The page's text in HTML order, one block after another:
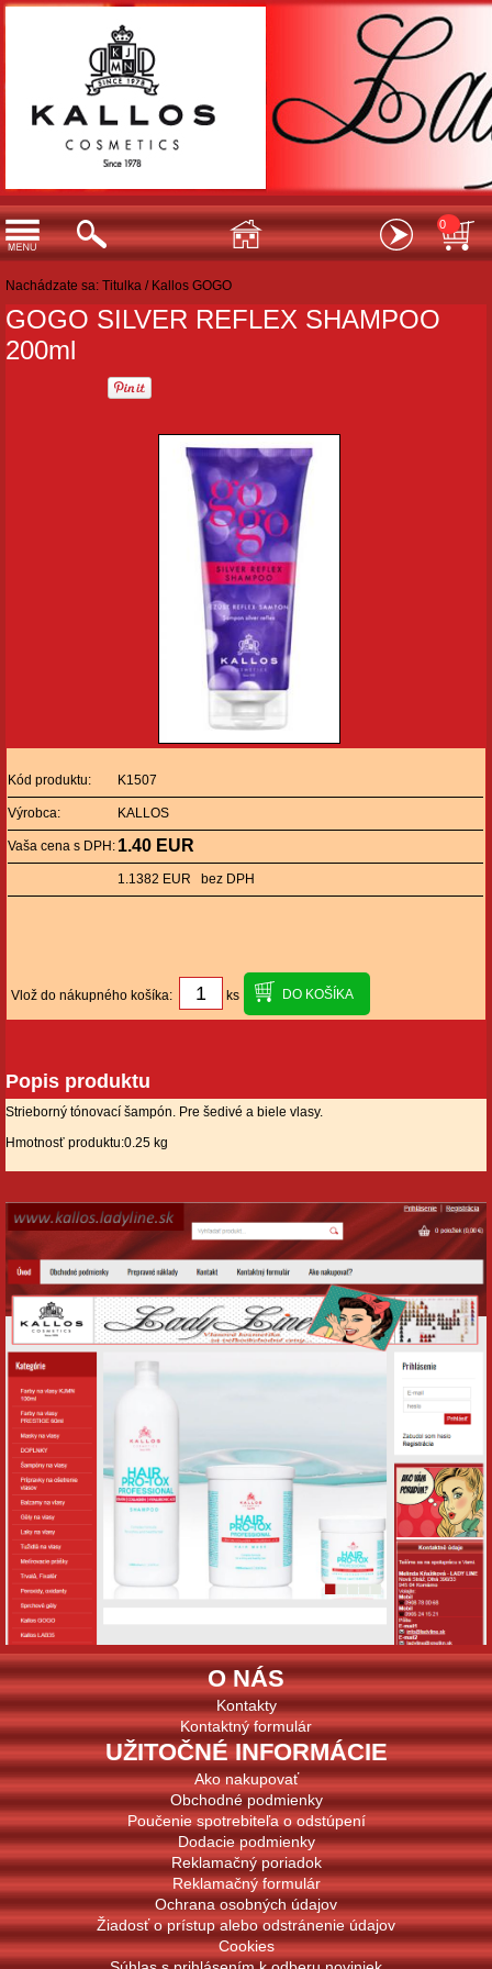
0
Nachádzate sa: Titulka / Kallos GOGO
GOGO SILVER REFLEX SHAMPOO
200ml
Kód produktu: K1507
Výrobca: KALLOS
Vaša cena s DPH: 1.40 EUR
1.1382 EUR bez DPH
Vlož do nákupného košíka: ks
Popis produktu
Strieborný tónovací šampón. Pre šedivé a biele vlasy.
Hmotnosť produktu:0.25 kg
O NÁS
Kontakty
Kontaktný formulár
UŽITOČNÉ INFORMÁCIE
Ako nakupovať
Obchodné podmienky
Poučenie spotrebiteľa o odstúpení
Dodacie podmienky
Reklamačný poriadok
Reklamačný formulár
Ochrana osobných údajov
Žiadosť o prístup alebo odstránenie údajov
Cookies